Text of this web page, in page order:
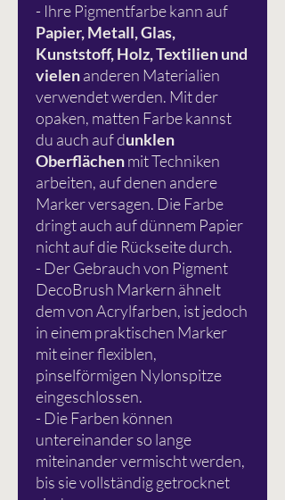
- Ihre Pigmentfarbe kann auf
Papier, Metall, Glas,
Kunststoff, Holz, Textilien und
vielenanderen Materialien
verwendet werden. Mit der
opaken, matten Farbe kannst
du auch auf dunklen
Oberflächenmit Techniken
arbeiten, auf denen andere
Marker versagen. Die Farbe
dringt auch auf dünnem Papier
nicht auf die Rückseite durch.
- Der Gebrauch von Pigment
DecoBrush Markern ähnelt
dem von Acrylfarben, ist jedoch
in einem praktischen Marker
mit einer flexiblen,
pinselförmigen Nylonspitze
eingeschlossen.
- Die Farben können
untereinander so lange
miteinander vermischt werden,
bis sie vollständig getrocknet